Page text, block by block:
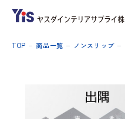
TOP 商品一覧 ノンスリップ